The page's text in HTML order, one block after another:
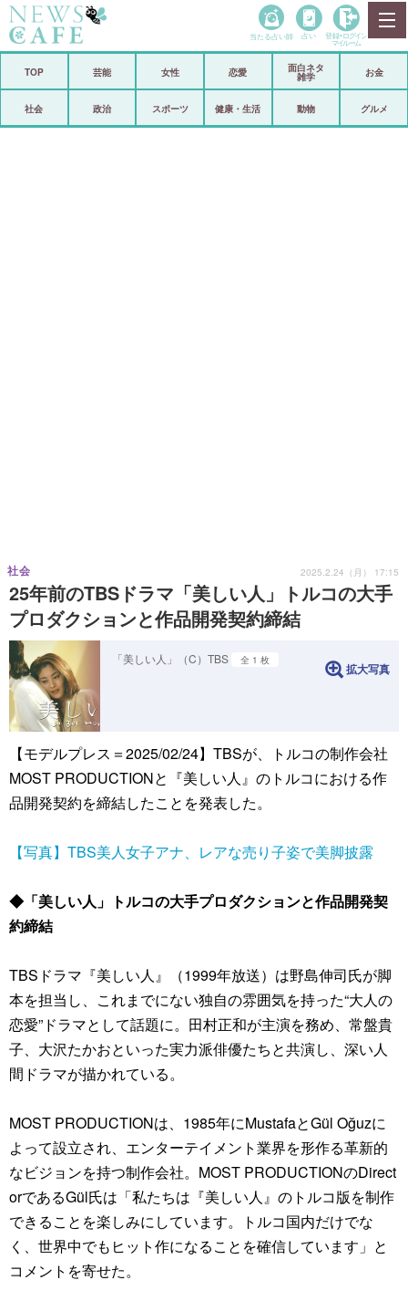
政治
当たる占い師 占い 登録• ログイン
マイルーム
TOP 芸能 女性 恋愛
面白ネタ
雑学
お金
社会 政治 スポーツ 健康・生活 動物 グルメ
25年前のTBSドラマ「美しい人」トルコの大手
プロダクションと作品開発契約締結
社会 2025.2.24（月） 17:15
「美しい人」（C）TBS 全 1 枚
拡大写真
【モデルプレス＝2025/02/24】TBSが、トルコの制作会社
MOST PRODUCTIONと『美しい人』のトルコにおける作
品開発契約を締結したことを発表した。
【写真】TBS美人女子アナ、レアな売り子姿で美脚披露
◆「美しい人」トルコの大手プロダクションと作品開発契
約締結
TBSドラマ『美しい人』（1999年放送）は野島伸司氏が脚
本を担当し、これまでにない独自の雰囲気を持った“大人の
恋愛”ドラマとして話題に。田村正和が主演を務め、常盤貴
子、大沢たかおといった実力派俳優たちと共演し、深い人
間ドラマが描かれている。
MOST PRODUCTIONは、1985年にMustafaとGül Oğuzに
よって設立され、エンターテイメント業界を形作る革新的
なビジョンを持つ制作会社。MOST PRODUCTIONのDirect
orであるGül氏は「私たちは『美しい人』のトルコ版を制作
できることを楽しみにしています。トルコ国内だけでな
く、世界中でもヒット作になることを確信しています」と
コメントを寄せた。